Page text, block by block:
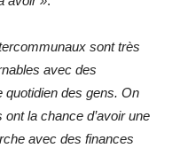
sont très
avec des
quotidien des gens. On
la chance d’avoir une
avec des finances